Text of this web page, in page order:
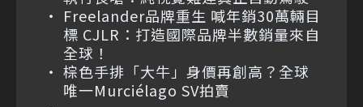
Freelander品牌重生 喊年銷30萬輛目
標 CJLR：打造國際品牌半數銷量來自
全球！
棕色手排「大牛」身價再創高？全球
唯一Murciélago SV拍賣